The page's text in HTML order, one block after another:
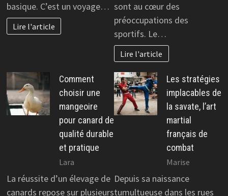
basique. C’est un voyage…
Lire l'article
sont au cœur des
préoccupations des
sportifs. Le…
Lire l'article
Comment
choisir une
mangeoire
pour canard de
qualité durable
et pratique
Lara
La réussite d’un élevage de
canards repose sur plusieurs
Les stratégies
implacables de
la savate, l’art
martial
français de
combat
Marise
Depuis sa naissance
tumultueuse dans les rues